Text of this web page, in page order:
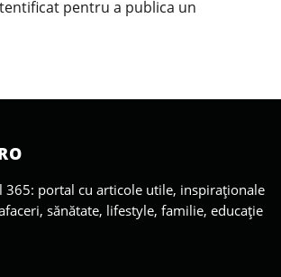
pentru a publica un
365: portal cu articole utile, inspiraționale
sănătate, lifestyle, familie, educație